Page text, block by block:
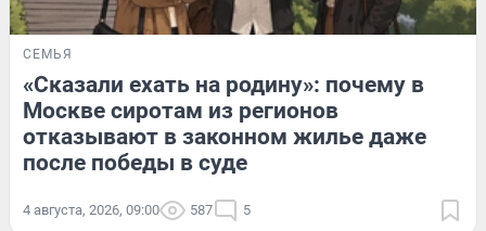
СЕМЬЯ
«Сказали ехать на родину»: почему в
Москве сиротам из регионов
отказывают в законном жилье даже
после победы в суде
4 августа, 2026, 09:00 587 5